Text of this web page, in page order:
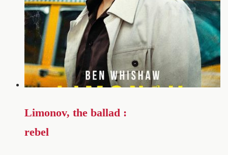
Limonov, the ballad :
rebel